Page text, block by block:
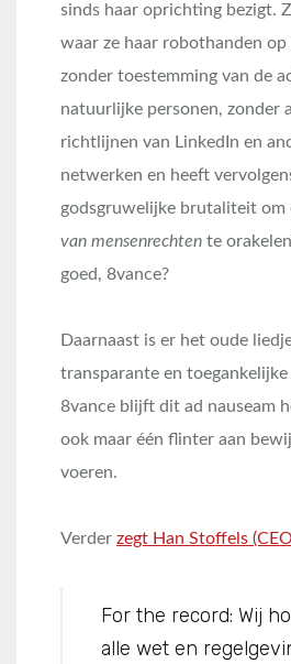
sinds haar oprichting bezigt.
waar ze haar robothanden op
zonder toestemming van de
natuurlijke personen, zonder
richtlijnen van LinkedIn en
netwerken en heeft
godsgruwelijke brutaliteit om
van mensenrechten te
goed, 8vance?
Daarnaast is er het oude
transparante en
8vance blijft dit ad nauseam
ook maar één flinter aan
voeren.
Verder zegt Han Stoffels
For the record: Wij
alle wet en